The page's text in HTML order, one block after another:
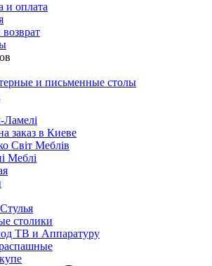
и оплата
и письменные столы
Ламелі
заказ в Киеве
Світ Меблів
Меблі
столики
ТВ и Аппаратуру